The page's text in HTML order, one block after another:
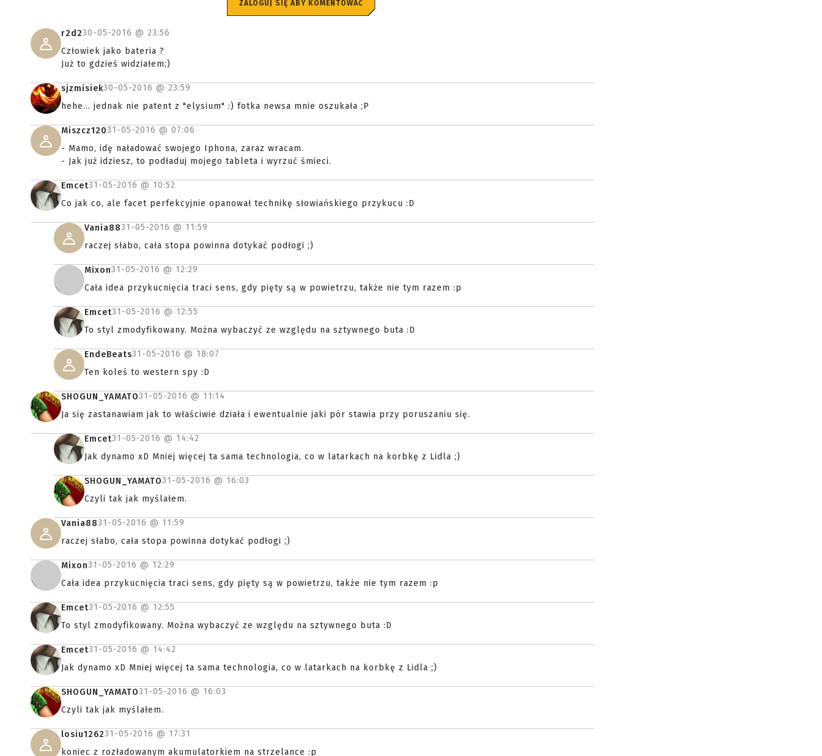
ZALOGUJ SIĘ ABY KOMENTOWAĆ
r2d230-05-2016 @ 23:56
Człowiek jako bateria ?
Już to gdzieś widziałem;)
sjzmisiek30-05-2016 @ 23:59
hehe... jednak nie patent z "elysium" :) fotka newsa mnie oszukała ;P
Miszcz12031-05-2016 @ 07:06
- Mamo, idę naładować swojego Iphona, zaraz wracam.
- Jak już idziesz, to podładuj mojego tableta i wyrzuć śmieci.
Emcet31-05-2016 @ 10:52
Co jak co, ale facet perfekcyjnie opanował technikę słowiańskiego przykucu :D
Vania8831-05-2016 @ 11:59
raczej słabo, cała stopa powinna dotykać podłogi ;)
Mixon31-05-2016 @ 12:29
Cała idea przykucnięcia traci sens, gdy pięty są w powietrzu, także nie tym razem :p
Emcet31-05-2016 @ 12:55
To styl zmodyfikowany. Można wybaczyć ze względu na sztywnego buta :D
EndeBeats31-05-2016 @ 18:07
Ten koleś to western spy :D
SHOGUN_YAMATO31-05-2016 @ 11:14
Ja się zastanawiam jak to właściwie działa i ewentualnie jaki pór stawia przy poruszaniu się.
Emcet31-05-2016 @ 14:42
Jak dynamo xD Mniej więcej ta sama technologia, co w latarkach na korbkę z Lidla ;)
SHOGUN_YAMATO31-05-2016 @ 16:03
Czyli tak jak myślałem.
Vania8831-05-2016 @ 11:59
raczej słabo, cała stopa powinna dotykać podłogi ;)
Mixon31-05-2016 @ 12:29
Cała idea przykucnięcia traci sens, gdy pięty są w powietrzu, także nie tym razem :p
Emcet31-05-2016 @ 12:55
To styl zmodyfikowany. Można wybaczyć ze względu na sztywnego buta :D
Emcet31-05-2016 @ 14:42
Jak dynamo xD Mniej więcej ta sama technologia, co w latarkach na korbkę z Lidla ;)
SHOGUN_YAMATO31-05-2016 @ 16:03
Czyli tak jak myślałem.
losiu126231-05-2016 @ 17:31
koniec z rozładowanym akumulatorkiem na strzelance :p